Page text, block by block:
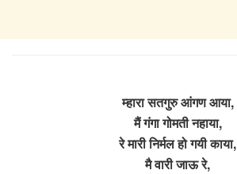
म्हारा सतगुरु आंगण आया,
मैं गंगा गोमती नहाया,
रे मारी निर्मल हो गयी काया,
मै वारी जाऊ रे,